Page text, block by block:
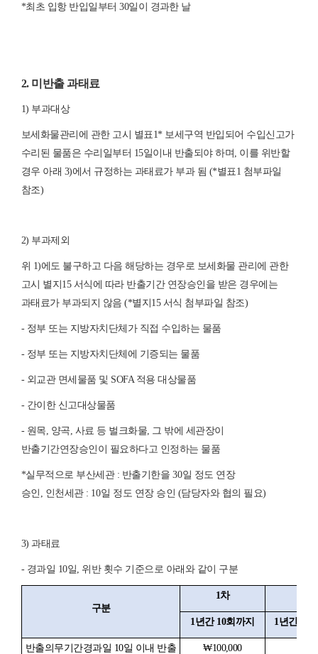
*최초 입항 반입일부터 30일이 경과한 날
2. 미반출 과태료
1) 부과대상
보세화물관리에 관한 고시 별표1* 보세구역 반입되어 수입신고가
수리된 물품은 수리일부터 15일이내 반출되야 하며, 이를 위반할
경우 아래 3)에서 규정하는 과태료가 부과 됨 (*별표1 첨부파일
참조)
2) 부과제외
위 1)에도 불구하고 다음 해당하는 경우로 보세화물 관리에 관한
고시 별지15 서식에 따라 반출기간 연장승인을 받은 경우에는
과태료가 부과되지 않음 (*별지15 서식 첨부파일 참조)
- 정부 또는 지방자치단체가 직접 수입하는 물품
- 정부 또는 지방자치단체에 기증되는 물품
- 외교관 면세물품 및 SOFA 적용 대상물품
- 간이한 신고대상물품
- 원목, 양곡, 사료 등 벌크화물, 그 밖에 세관장이
반출기간연장승인이 필요하다고 인정하는 물품
*실무적으로 부산세관 : 반출기한을 30일 정도 연장
승인, 인천세관 : 10일 정도 연장 승인 (담당자와 협의 필요)
3) 과태료
- 경과일 10일, 위반 횟수 기준으로 아래와 같이 구분
구분
1차
1년간10회까지 1년간
반출의무기간경과일 10일 이내 반출 ₩100,000